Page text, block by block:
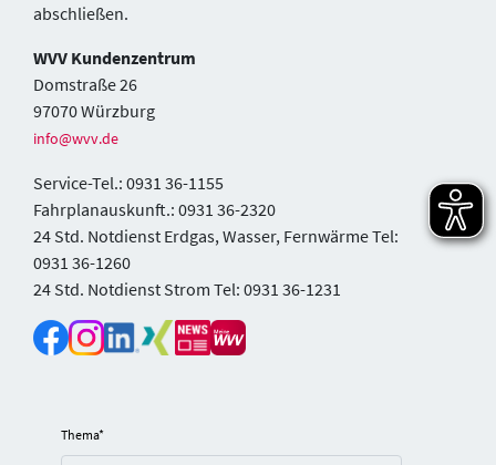
abschließen.
WVV Kundenzentrum
Domstraße 26
97070 Würzburg
info@wvv.de
Service-Tel.: 0931 36-1155
Fahrplanauskunft.: 0931 36-2320
24 Std. Notdienst Erdgas, Wasser, Fernwärme Tel:
0931 36-1260
24 Std. Notdienst Strom Tel: 0931 36-1231
Thema*